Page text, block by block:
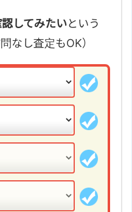
してみたいという
なし査定もOK）